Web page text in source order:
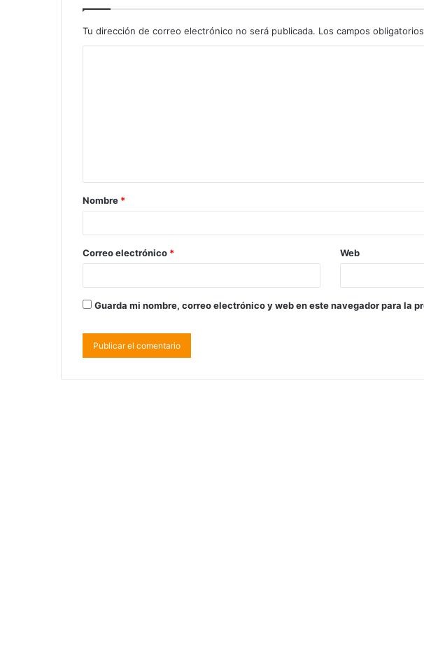
Tu dirección de correo electrónico no será publicada. Los campos
Nombre *
Correo electrónico * Web
Guarda mi nombre, correo electrónico y web en este navegador para la